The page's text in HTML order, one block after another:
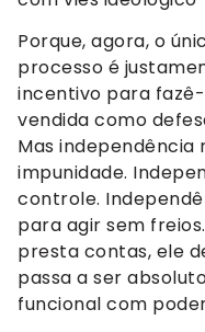
Porque, agora, o
processo é
incentivo para
vendida como
Mas independência
impunidade.
controle.
para agir sem
presta contas, ele
passa a ser
funcional com